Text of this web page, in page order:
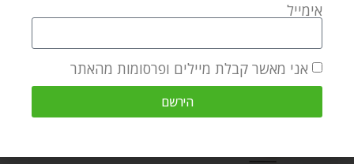
בחיים
פשוט ועמוק
אימייל
אני מאשר קבלת מיילים ופרסומות מהאתר
הירשם